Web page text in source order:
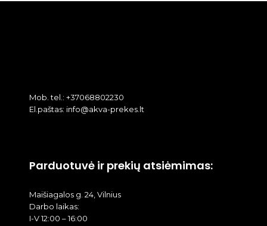
Mob. tel.: +37068802230
El.paštas: info@akva-prekes.lt
Parduotuvė ir prekių atsiėmimas:
Maišiagalos g. 24, Vilnius
Darbo laikas:
I-V 12:00 – 16:00